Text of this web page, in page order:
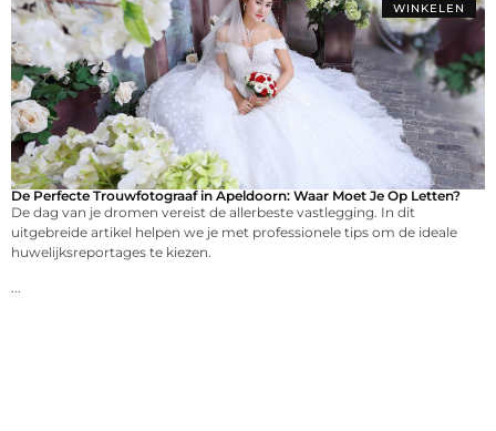
WINKELEN
De Perfecte Trouwfotograaf in Apeldoorn: Waar Moet Je Op Letten?
De dag van je dromen vereist de allerbeste vastlegging. In dit
uitgebreide artikel helpen we je met professionele tips om de ideale
huwelijksreportages te kiezen.
...